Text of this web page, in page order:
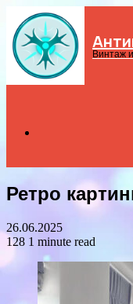
Menu
Винтаж
for
Ретро
26.06.2025
128 1 minute read